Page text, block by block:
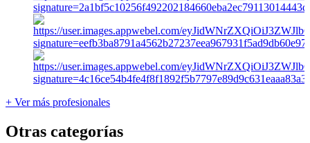
+ Ver más profesionales
Otras categorías